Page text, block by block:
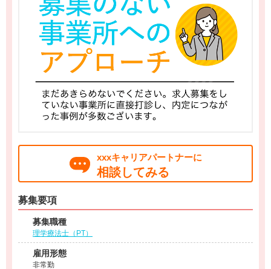
xxxキャリアパートナーに
相談してみる
募集要項
募集職種
理学療法士（PT）
雇用形態
非常勤